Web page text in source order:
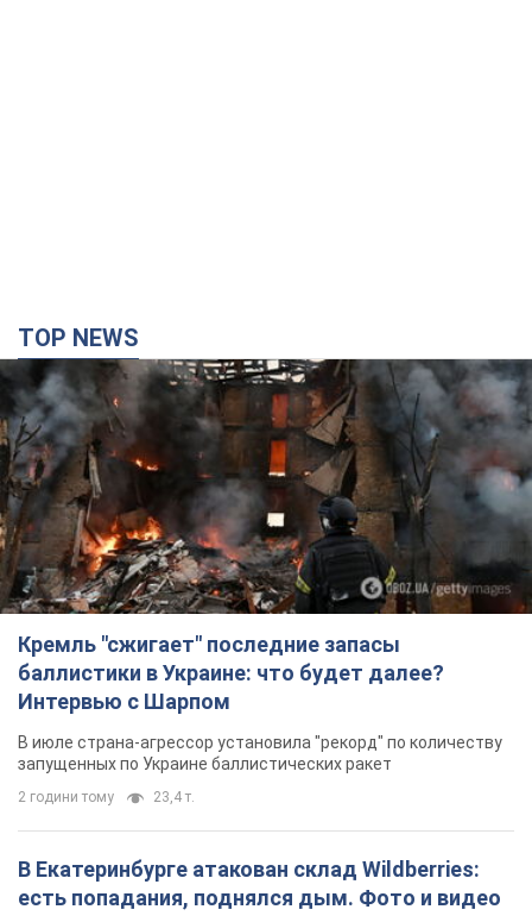
Кремль "сжигает" последние запасы
баллистики в Украине: что будет далее?
Интервью с Шарпом
В июле страна-агрессор установила "рекорд" по количеству
запущенных по Украине баллистических ракет
2 години тому 23,4 т.
В Екатеринбурге атакован склад Wildberries:
есть попадания, поднялся дым. Фото и видео
Россиянам не помогла даже работа ПВО
2 години тому
С 1 сентября украинским учителям повысят
зарплаты: Корецкий раскрыл подробности
Одновременно с повышением зарплат педагогам
правительство объявило об увеличении студенческих